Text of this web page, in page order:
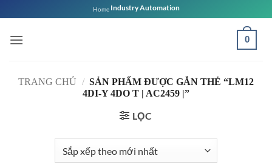
qua
nội
Home Industry Automation
0
TRANG CHỦ / SẢN PHẨM ĐƯỢC GẮN THẺ “LM12
4DI-Y 4DO T | AC2459 |”
LỌC